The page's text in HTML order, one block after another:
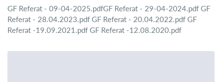
GF Referat - 09-04-2025.pdfGF Referat - 29-04-2024.pdf GF
Referat - 28.04.2023.pdf GF Referat - 20.04.2022.pdf GF
Referat -19.09.2021.pdf GF Referat -12.08.2020.pdf